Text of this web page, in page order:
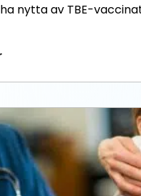
nytta av TBE-